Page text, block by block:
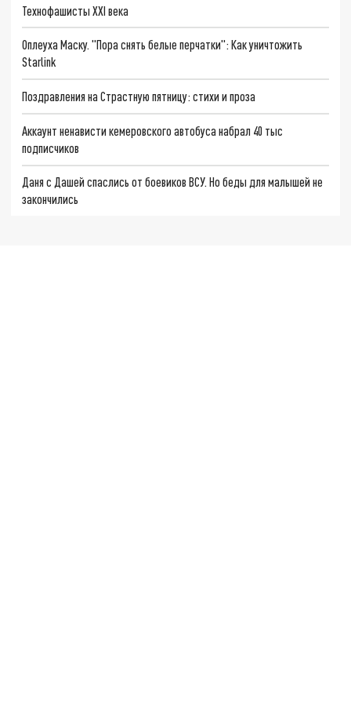
Технофашисты XXI века
Оплеуха Маску. "Пора снять белые перчатки": Как уничтожить
Starlink
Поздравления на Страстную пятницу: стихи и проза
Аккаунт ненависти кемеровского автобуса набрал 40 тыс
подписчиков
Даня с Дашей спаслись от боевиков ВСУ. Но беды для малышей не
закончились